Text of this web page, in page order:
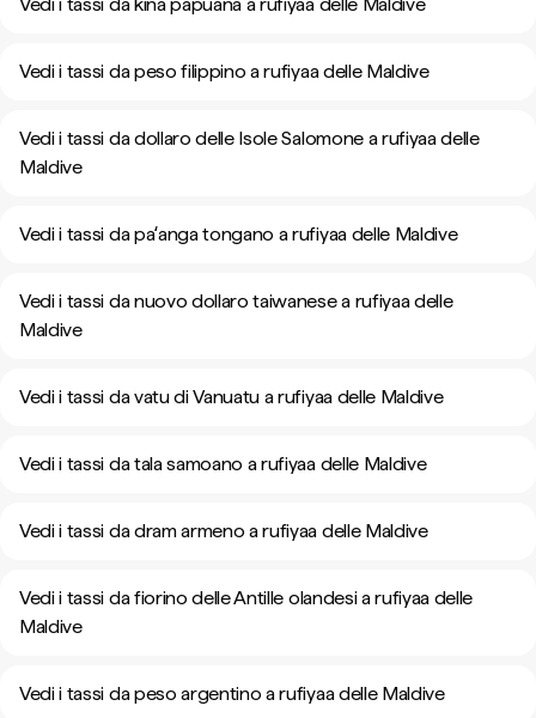
Vedi i tassi da peso filippino a rufiyaa delle Maldive
Vedi i tassi da dollaro delle Isole Salomone a rufiyaa delle
Maldive
Vedi i tassi da paʻanga tongano a rufiyaa delle Maldive
Vedi i tassi da nuovo dollaro taiwanese a rufiyaa delle
Maldive
Vedi i tassi da vatu di Vanuatu a rufiyaa delle Maldive
Vedi i tassi da tala samoano a rufiyaa delle Maldive
Vedi i tassi da dram armeno a rufiyaa delle Maldive
Vedi i tassi da fiorino delle Antille olandesi a rufiyaa delle
Maldive
Vedi i tassi da peso argentino a rufiyaa delle Maldive